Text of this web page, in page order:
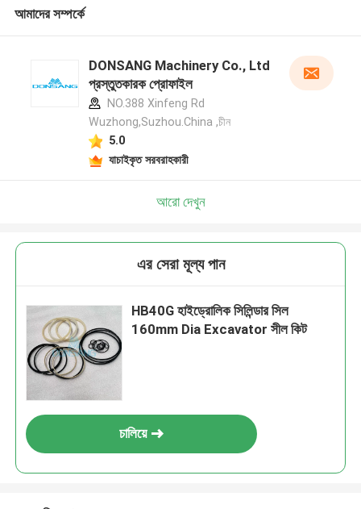
আমাদের সম্পর্কে
DONSANG Machinery Co., Ltd
প্রস্তুতকারক প্রোফাইল
NO.388 Xinfeng Rd
Wuzhong,Suzhou.China ,চীন
5.0
যাচাইকৃত সরবরাহকারী
আরো দেখুন
এর সেরা মূল্য পান
HB40G হাইড্রোলিক সিলিন্ডার সিল
160mm Dia Excavator সীল কিট
চালিয়ে